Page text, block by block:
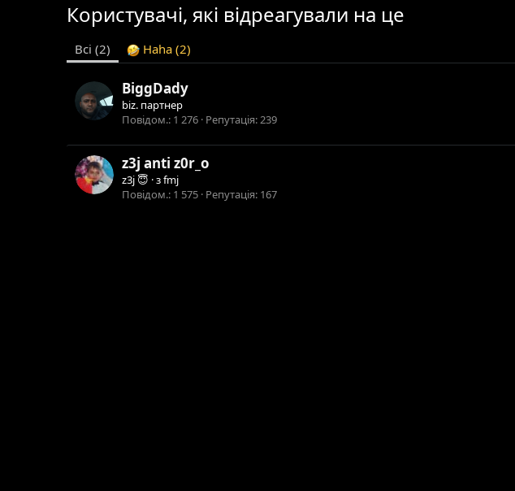
Користувачі, які відреагували на це
Всі (2) Haha (2)
BiggDady
biz. партнер
Повідом. 1 276 Репутація 239
z3j anti z0r_o
z3j 😇 ·зfmj
Повідом. 1 575 Репутація 167